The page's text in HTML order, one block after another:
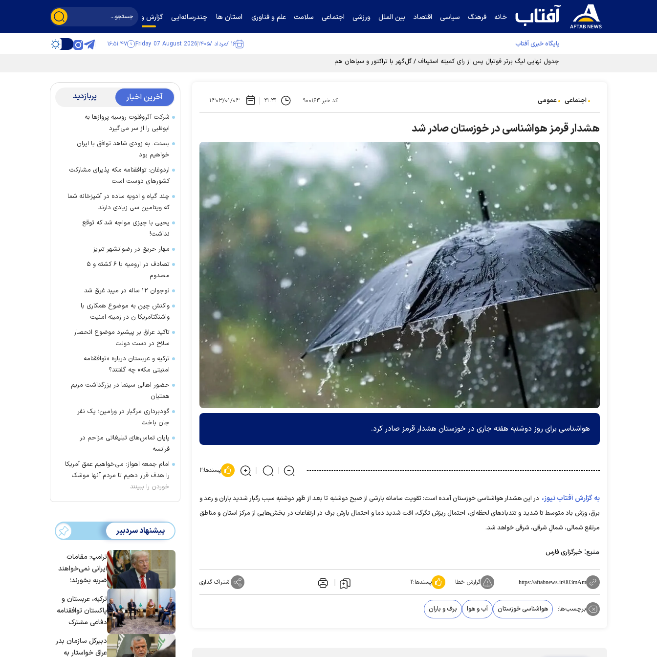
خانه فرهنگ سیاسی اقتصاد بین الملل ورزشی اجتماعی سلامت علم و فناوری استان ها چندرسانه‌ایی گزارش و گفت‌وگو
پایگاه خبری آفتاب ۱۶ /مرداد /۱۴۰۵ Friday 07 August 2026 ۱۶:۵۱:۴۸
جدول نهایی لیگ برتر فوتبال پس از رای کمیته استیناف / گل‌گهر با تراکتور و سپاهان هم امتیاز شد
اجتماعی عمومی کد خبر:۹۰۰۱۶۴ ۲۱:۳۱ ۱۴۰۳/۰۱/۰۴
هشدار قرمز هواشناسی در خوزستان صادر شد
هواشناسی برای روز دوشنبه هفته جاری در خوزستان هشدار قرمز صادر کرد.
پسندها:۲
به گزارش آفتاب نیوز، در این هشدار هواشناسی خوزستان آمده است: تقویت سامانه بارشی از صبح دوشنبه تا بعد از ظهر دوشنبه سبب رگبار شدید باران و رعد و
برق، وزش باد متوسط تا شدید و تندباد‌های لحظه‌ای، احتمال ریزش تگرگ، افت شدید دما و احتمال بارش برف در ارتفاعات در بخش‌هایی از مرکز استان و مناطق
مرتفع شمالی، شمالِ شرقی، شرقی خواهد شد.
منبع: خبرگزاری فارس
https://aftabnews.ir/003mAm گزارش خطا پسندها:۲ اشتراک گذاری
برچسب‌ها: هواشناسی خوزستان آب و هوا برف و باران
آخرین اخبار پربازدید
شرکت آئروفلوت روسیه پرواز‌ها به
ابوظبی را از سر می‌گیرد
بسنت: به زودی شاهد توافق با ایران
خواهیم بود
اردوغان: توافقنامه مکه پذیرای مشارکت
کشور‌های دوست است
چند گیاه و ادویه ساده در آشپزخانه شما
که ویتامین سی زیادی دارند
یحیی با چیزی مواجه شد که توقع
نداشت!
مهار حریق در رضوانشهر تبریز
تصادف در ارومیه با ۶ کشته و ۵
مصدوم
نوجوان ۱۲ ساله در میبد غرق شد
واکنش چین به موضوع همکاری با
واشنگتآمریکا ن در زمینه امنیت
تاکید عراق بر پیشبرد موضوع انحصار
سلاح در دست دولت
ترکیه و عربستان درباره «توافقنامه
امنیتی مکه» چه گفتند؟
حضور اهالی سینما در بزرگداشت مریم
همتیان
گودبرداری مرگبار در ورامین؛ یک نفر
جان باخت
پایان تماس‌های تبلیغاتی مزاحم در
فرانسه
امام جمعه اهواز: می‌خواهیم عمق آمریکا
را هدف قرار دهیم تا مردم آنها موشک
خوردن را ببینند
پیشنهاد سردبیر
ترامپ: مقامات
ایرانی نمی‌خواهند
ضربه بخورند؛
توافق برسند
ترکیه، عربستان و
پاکستان توافقنامه
دفاعی مشترک
دبیرکل سازمان بدر
عراق خواستار به